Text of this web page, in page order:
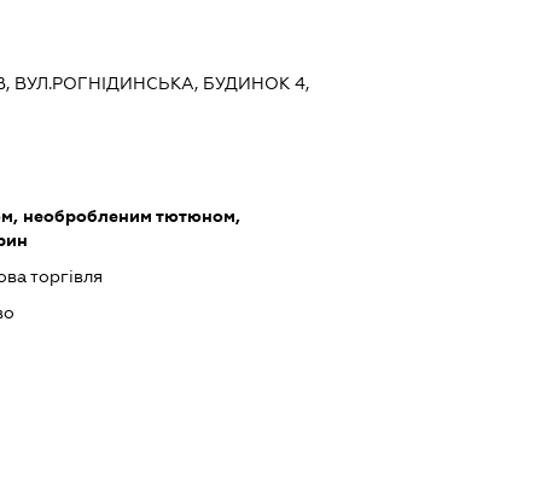
ВУЛ.РОГНІДИНСЬКА, БУДИНОК 4,
необробленим тютюном,
торгівля